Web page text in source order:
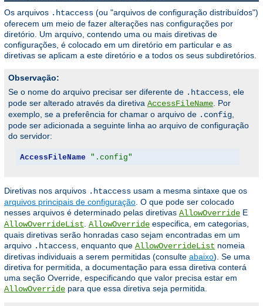
Os arquivos .htaccess (ou "arquivos de configuração distribuídos")
oferecem um meio de fazer alterações nas configurações por
diretório. Um arquivo, contendo uma ou mais diretivas de
configurações, é colocado em um diretório em particular e as
diretivas se aplicam a este diretório e a todos os seus subdiretórios.
Observação:
Se o nome do arquivo precisar ser diferente de .htaccess, ele
pode ser alterado através da diretiva AccessFileName. Por
exemplo, se a preferência for chamar o arquivo de .config,
pode ser adicionada a seguinte linha ao arquivo de configuração
do servidor:
AccessFileName ".config"
Diretivas nos arquivos .htaccess usam a mesma sintaxe que os
arquivos principais de configuração. O que pode ser colocado
nesses arquivos é determinado pelas diretivas AllowOverride E
AllowOverrideList. AllowOverride especifica, em categorias,
quais diretivas serão honradas caso sejam encontradas em um
arquivo .htaccess, enquanto que AllowOverrideList nomeia
diretivas individuais a serem permitidas (consulte abaixo). Se uma
diretiva for permitida, a documentação para essa diretiva conterá
uma seção Override, especificando que valor precisa estar em
AllowOverride para que essa diretiva seja permitida.